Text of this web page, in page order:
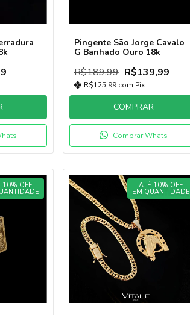
Pingente São Jorge Cavalo
G Banhado Ouro 18k
R$189,99 R$139,99
R$125,99 com Pix
COMPRAR
Comprar Whats
10% OFF ATÉ 10% OFF
EM QUANTIDADE